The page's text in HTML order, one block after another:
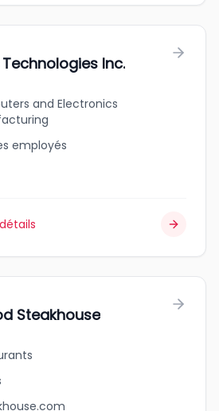
Inc.
and Electronics
employés
Steakhouse